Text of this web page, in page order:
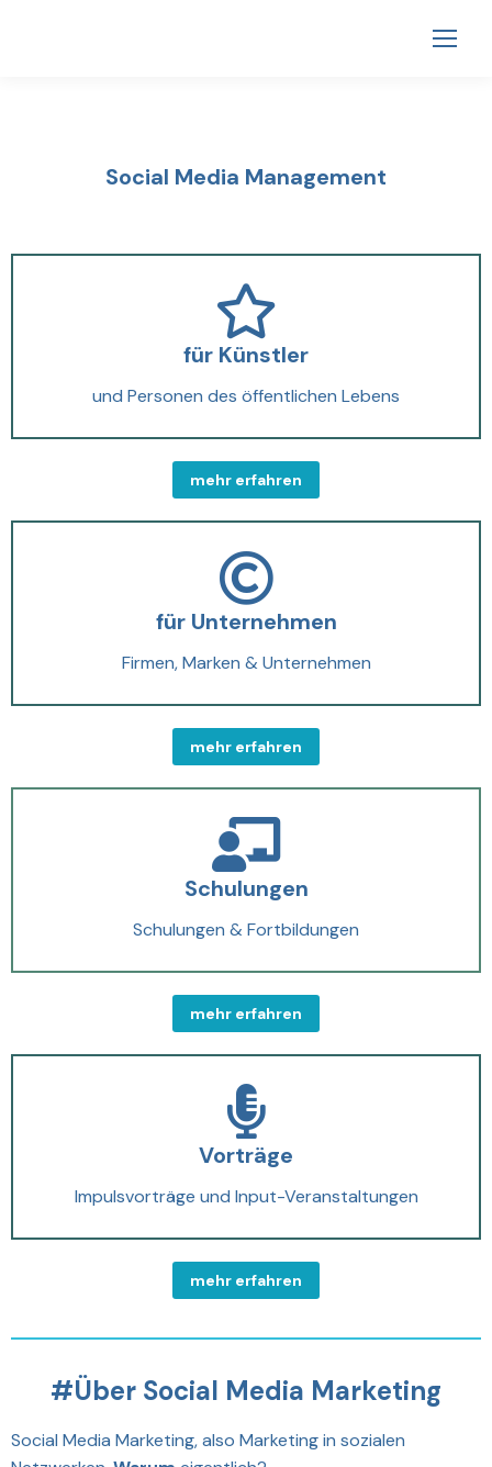
Social Media Management
für Künstler
und Personen des öffentlichen Lebens
mehr erfahren
für Unternehmen
Firmen, Marken & Unternehmen
mehr erfahren
Schulungen
Schulungen & Fortbildungen
mehr erfahren
Vorträge
Impulsvorträge und Input-Veranstaltungen
mehr erfahren
#Über Social Media Marketing
Social Media Marketing, also Marketing in sozialen